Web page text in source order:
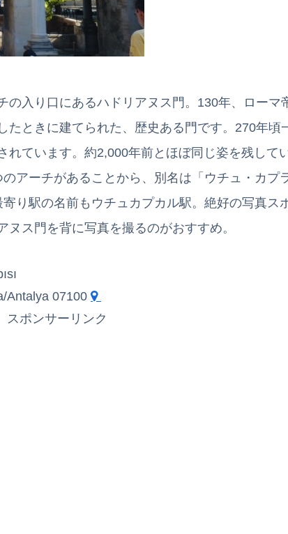
の入り口にあるハドリアヌス門。130年、ローマ
たときに建てられた、歴史ある門です。270年頃
ています。約2,000年前とほぼ同じ姿を残してい
アーチがあることから、別名は「ウチュ・カプ
り駅の名前もウチュカプカル駅。絶好の写真ス
ス門を背に写真を撮るのがおすすめ。
Antalya 07100
スポンサーリンク